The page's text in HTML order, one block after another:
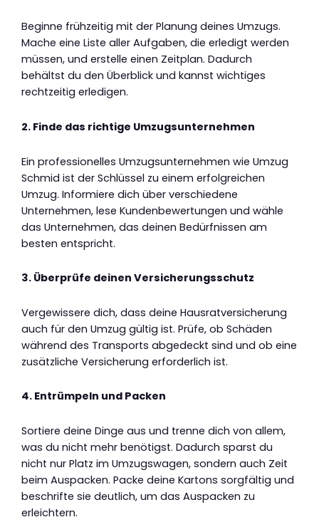
Beginne frühzeitig mit der Planung deines Umzugs.
Mache eine Liste aller Aufgaben, die erledigt werden
müssen, und erstelle einen Zeitplan. Dadurch
behältst du den Überblick und kannst wichtiges
rechtzeitig erledigen.
2. Finde das richtige Umzugsunternehmen
Ein professionelles Umzugsunternehmen wie Umzug
Schmid ist der Schlüssel zu einem erfolgreichen
Umzug. Informiere dich über verschiedene
Unternehmen, lese Kundenbewertungen und wähle
das Unternehmen, das deinen Bedürfnissen am
besten entspricht.
3. Überprüfe deinen Versicherungsschutz
Vergewissere dich, dass deine Hausratversicherung
auch für den Umzug gültig ist. Prüfe, ob Schäden
während des Transports abgedeckt sind und ob eine
zusätzliche Versicherung erforderlich ist.
4. Entrümpeln und Packen
Sortiere deine Dinge aus und trenne dich von allem,
was du nicht mehr benötigst. Dadurch sparst du
nicht nur Platz im Umzugswagen, sondern auch Zeit
beim Auspacken. Packe deine Kartons sorgfältig und
beschrifte sie deutlich, um das Auspacken zu
erleichtern.